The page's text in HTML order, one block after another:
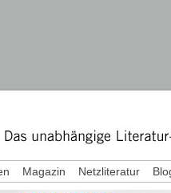
Magazin Netzliteratur